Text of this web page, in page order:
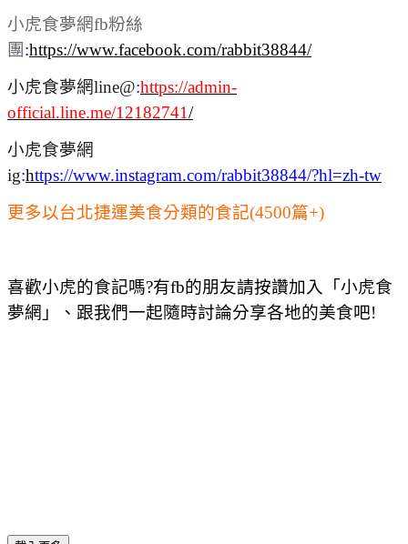
小虎食夢網fb粉絲
團 :https://www.facebook.com/rabbit38844/
小虎食夢網line@:https://admin-
official.line.me/12182741/
小虎食夢網
ig:https://www.instagram.com/rabbit38844/?hl=zh-tw
更多以台北捷運美食分類的食記(4500篇+)
喜歡小虎的食記嗎?有fb的朋友請按讚加入「小虎食
夢網」、跟我們一起隨時討論分享各地的美食吧!